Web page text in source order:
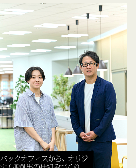
バックオフィスから、オリジ